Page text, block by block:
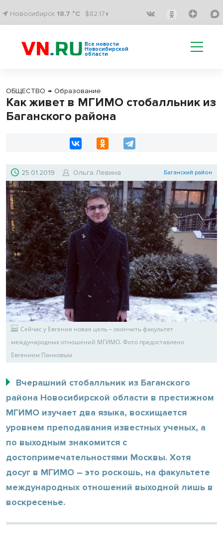
Новосибирск 18.7 °C $82.17↑
Все новости
Новосибирской
области
ОБЩЕСТВО → Образование
Как живет в МГИМО стобалльник из
Баганского района
25.01.2019 Ольга Левина Баганский район
Сейчас у Евгения новая цель – окончить факультет
международных отношений МГИМО. Фото предоставлено
Евгением Панковым
Вчерашний стобалльник из Баганского
района Новосибирской области в престижном
МГИМО изучает два языка, восхищается
уровнем преподавания известных ученых, а
по выходным знакомится с
достопримечательностями Москвы. Хотя
досуг в МГИМО – это роскошь, на факультете
международных отношений выходной лишь в
воскресенье.